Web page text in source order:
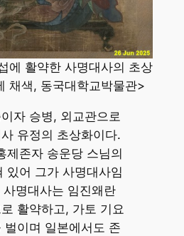
에 활약한 사명대사의 초상
채색, 동국대학교박물관>
자 승병, 외교관으로
유정의 초상화이다.
제존자 송운당 스님의
있어 그가 사명대사임
명대사는 임진왜란
활약하고, 가토 기요
벌이며 일본에서도 존